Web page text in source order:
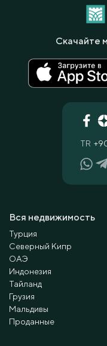
Вся недвижимость
Турция
Северный Кипр
ОАЭ
Индонезия
Тайланд
Грузия
Мальдивы
Проданные
TR
Скачайте